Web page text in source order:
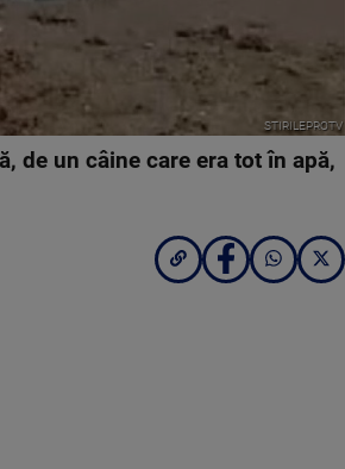
STIRILEPROTV
de un câine care era tot în apă,